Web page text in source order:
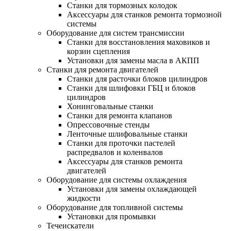
Станки для тормозных колодок
Аксессуары для станков ремонта тормозной
системы
Оборудование для систем трансмиссии
Станки для восстановления маховиков и
корзин сцепления
Установки для замены масла в АКПП
Станки для ремонта двигателей
Станки для расточки блоков цилиндров
Станки для шлифовки ГБЦ и блоков
цилиндров
Хонинговальные станки
Станки для ремонта клапанов
Опрессовочные стенды
Ленточные шлифовальные станки
Станки для проточки пастелей
распредвалов и коленвалов
Аксессуары для станков ремонта
двигателей
Оборудование для системы охлаждения
Установки для замены охлаждающей
жидкости
Оборудование для топливной системы
Установки для промывки
Течеискатели